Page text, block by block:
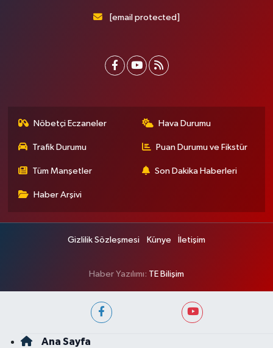
[email protected]
Nöbetçi Eczaneler Hava Durumu
Trafik Durumu Puan Durumu ve Fikstür
Tüm Manşetler Son Dakika Haberleri
Haber Arşivi
Gizlilik Sözleşmesi Künye İletişim
Haber Yazılımı: TE Bilişim
Ana Sayfa